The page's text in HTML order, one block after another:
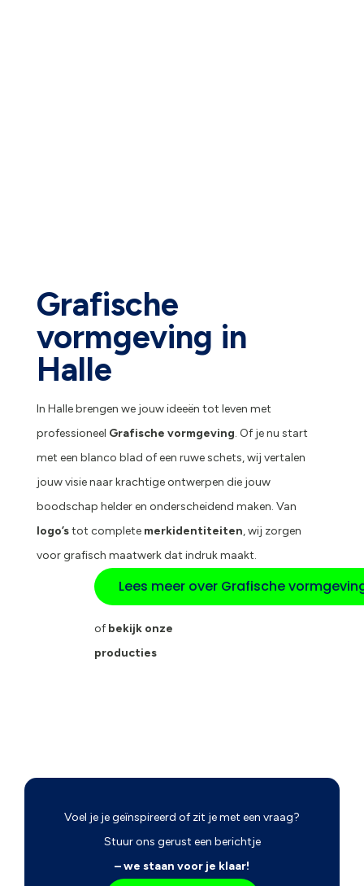
Grafische
vormgeving in
Halle
In Halle brengen we jouw ideeën tot leven met
professioneel Grafische vormgeving. Of je nu start
met een blanco blad of een ruwe schets, wij vertalen
jouw visie naar krachtige ontwerpen die jouw
boodschap helder en onderscheidend maken. Van
logo’stot complete merkidentiteiten, wij zorgen
voor grafisch maatwerk dat indruk maakt.
Lees meer over Grafische
ofbekijk onze
producties
Voel je je geïnspireerd of zit je met een vraag?
Stuur ons gerust een berichtje
– we staan voor je klaar!